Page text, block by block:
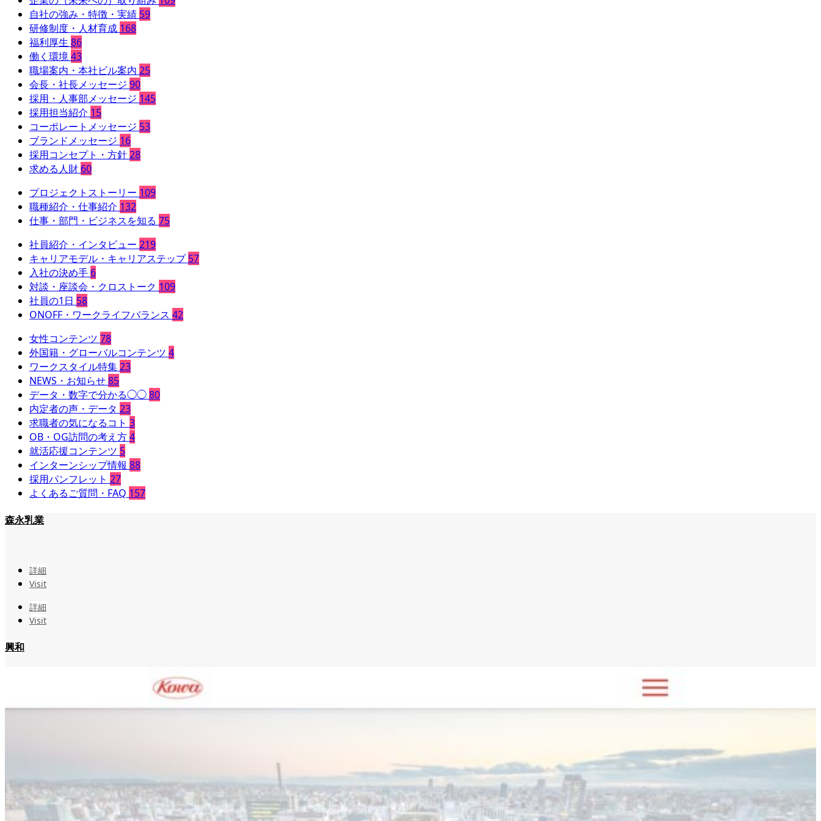
自社の強み・特徴・実績 59
研修制度・人材育成 168
福利厚生 86
働く環境43
職場案内・本社ビル案内 25
会長・社長メッセージ 90
採用・人事部メッセージ 145
採用担当紹介 15
コーポレートメッセージ 53
ブランドメッセージ 16
採用コンセプト・方針28
求める人財 60
プロジェクトストーリー 109
職種紹介・仕事紹介 132
仕事・部門・ビジネスを知る 75
社員紹介・インタビュー 219
キャリアモデル・キャリアステップ57
入社の決め手 6
対談・座談会・クロストーク 109
社員の1日 58
ONOFF・ワークライフバランス 42
女性コンテンツ 78
外国籍・グローバルコンテンツ 4
ワークスタイル特集23
NEWS・お知らせ85
データ・数字で分かる◯◯80
内定者の声・データ 23
求職者の気になるコト 3
OB・OG訪問の考え方4
就活応援コンテンツ 5
インターンシップ情報 88
採用パンフレット 27
よくあるご質問・FAQ 157
森永乳業
詳細
Visit
詳細
Visit
興和